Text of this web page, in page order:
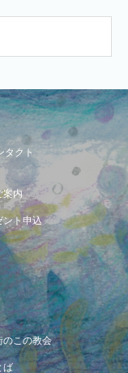
タクト
案内
ント申込
のこの教会
ば